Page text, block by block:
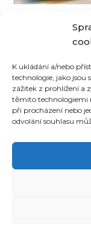
K ukládání a/nebo
technologie, jako jsou
zážitek z prohlížení a
těmito technologiemi
při procházení nebo
odvolání souhlasu